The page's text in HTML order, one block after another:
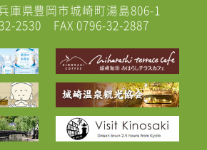
庫県豊岡市城崎町湯島806-1
2530 FAX 0796-32-2887